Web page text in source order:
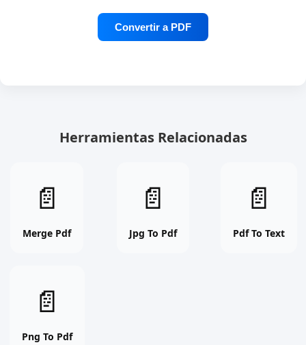
Herramientas Relacionadas
📄
Merge Pdf
Pdf
free
📄
Jpg To Pdf
To
online
📄
Pdf To Text
To
online
📄
Png To Pdf
To
online